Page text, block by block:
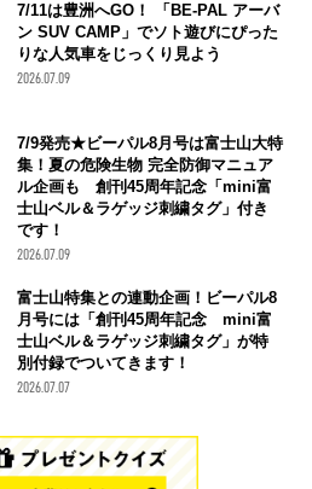
7/11は豊洲へGO！ 「BE-PAL アーバ
ン SUV CAMP」でソト遊びにぴった
りな人気車をじっくり見よう
2026.07.09
7/9発売★ビーパル8月号は富士山大特
集！夏の危険生物 完全防御マニュア
ル企画も 創刊45周年記念「mini富
士山ベル＆ラゲッジ刺繍タグ」付き
です！
2026.07.09
富士山特集との連動企画！ビーパル8
月号には「創刊45周年記念 mini富
士山ベル＆ラゲッジ刺繍タグ」が特
別付録でついてきます！
2026.07.07